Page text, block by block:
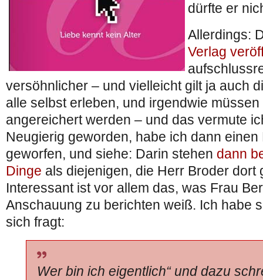
dürfte er
Allerdings:
Verlag
versöhnlicher – und vielleicht gilt ja auch
alle selbst erleben, und irgendwie
angereichert werden – und das vermute
Neugierig geworden, habe ich dann einen
geworfen, und siehe: Darin stehen dann
Dinge als diejenigen, die Herr Broder dort
Interessant ist vor allem das, was Frau
Anschauung zu berichten weiß. Ich habe
sich fragt:
Wer bin ich eigentlich“ und dazu